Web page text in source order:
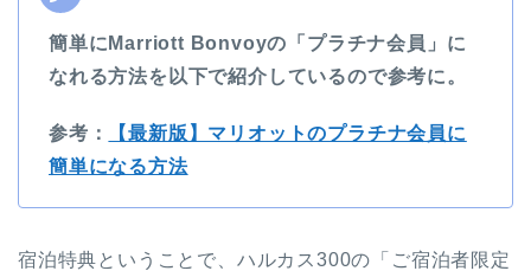
簡単にMarriott Bonvoyの「プラチナ会員」に
なれる方法を以下で紹介しているので参考に。
参考：
【最新版】マリオットのプラチナ会員に
簡単になる方法
宿泊特典ということで、ハルカス300の「ご宿泊者限定